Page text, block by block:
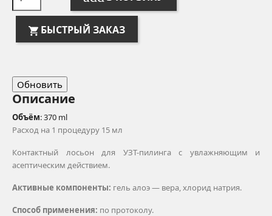
БЫСТРЫЙ ЗАКАЗ
Описание
Объём: 370 ml
Расход на 1 процедуру 15 мл
Контактный лосьон для УЗТ-пилинга с увлажняющим и
асептическим действием.
Активные компоненты: гель алоэ — вера, хлорид натрия.
Способ применения: по протоколу.